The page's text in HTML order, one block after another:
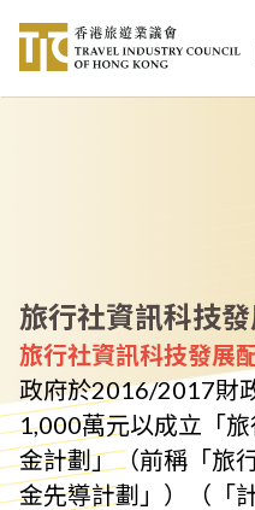
內
旅行社資訊科技
旅行社資訊科技發展
政府於2016/2017財
1,000萬元以成立「
金計劃」（前稱「旅
金先導計劃」）（「